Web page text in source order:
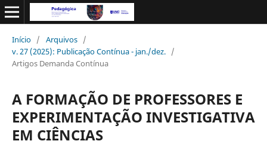
Início / Arquivos /
v. 27 (2025): Publicação Contínua - jan./dez. /
Artigos Demanda Contínua
A FORMAÇÃO DE PROFESSORES E
EXPERIMENTAÇÃO INVESTIGATIVA
EM CIÊNCIAS